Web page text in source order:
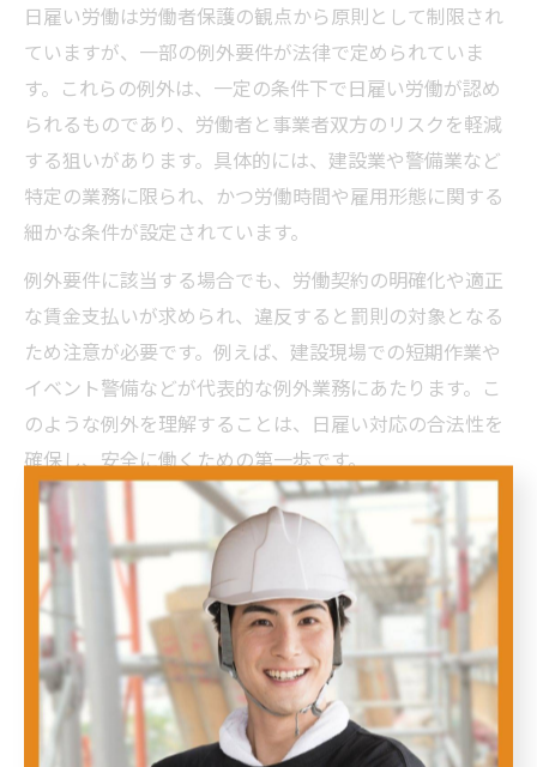
日雇い労働は労働者保護の観点から原則として制限され
ていますが、一部の例外要件が法律で定められていま
す。これらの例外は、一定の条件下で日雇い労働が認め
られるものであり、労働者と事業者双方のリスクを軽減
する狙いがあります。具体的には、建設業や警備業など
特定の業務に限られ、かつ労働時間や雇用形態に関する
細かな条件が設定されています。
例外要件に該当する場合でも、労働契約の明確化や適正
な賃金支払いが求められ、違反すると罰則の対象となる
ため注意が必要です。例えば、建設現場での短期作業や
イベント警備などが代表的な例外業務にあたります。こ
のような例外を理解することは、日雇い対応の合法性を
確保し、安全に働くための第一歩です。
例外業務の日雇い対応に必要な確認事項
例外業務として日雇いが認められる場合でも、事前に確
認すべき重要な事項があります。まず、労働契約書の内
容を正確に把握し、労働時間や賃金、業務内容が明示さ
れているかを確認することが不可欠です。これにより、
後のトラブル防止につながります。